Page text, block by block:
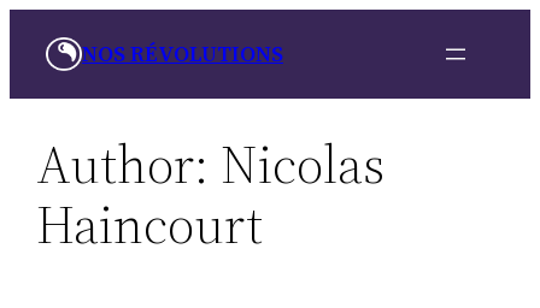
NOS RÉVOLUTIONS
Author: Nicolas
Haincourt